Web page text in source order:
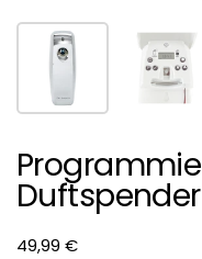
Show slide 1
Regular price
49,99 €